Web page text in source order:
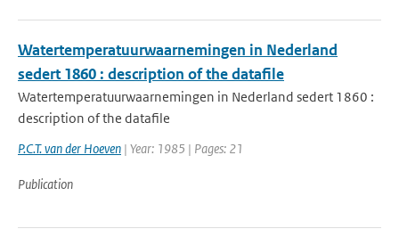
Watertemperatuurwaarnemingen in Nederland
sedert 1860 : description of the datafile
Watertemperatuurwaarnemingen in Nederland sedert 1860 :
description of the datafile
P.C.T. van der Hoeven | Year: 1985 | Pages: 21
Publication